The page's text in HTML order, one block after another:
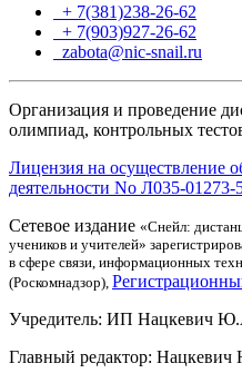
+ 7(381)238-26-62
+ 7(903)927-26-62
zabota@nic-snail.ru
Организация и проведение
олимпиад, контрольных
Лицензия на осуществление
деятельности No Л035-01273-
Сетевое издание «Снейл:
учеников и учителей»
в сфере связи, информационных
(Роскомнадзор),
Учредитель: ИП Нацкевич
Главный редактор: